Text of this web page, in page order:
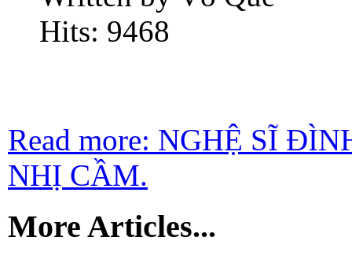
Hits: 9468
Read more: NGHỆ SĨ
NHỊ CẦM.
More Articles...